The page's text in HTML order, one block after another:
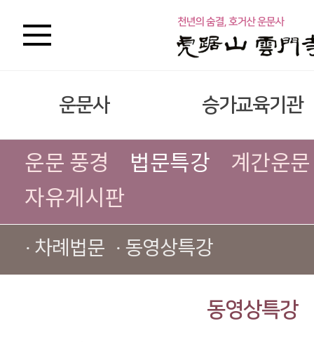
운문사 승가교육기관
운문 풍경 법문특강
계간운문
자유게시판
· 차례법문 · 동영상특강
동영상특강